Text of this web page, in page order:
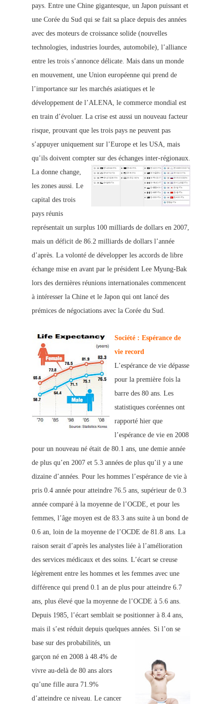
pays. Entre une Chine gigantesque, un Japon puissant et
une Corée du Sud qui se fait sa place depuis des années
avec des moteurs de croissance solide (nouvelles
technologies, industries lourdes, automobile), l’alliance
entre les trois s’annonce délicate. Mais dans un monde
en mouvement, une Union européenne qui prend de
l’importance sur les marchés asiatiques et le
développement de l’ALENA, le commerce mondial est
en train d’évoluer. La crise est aussi un nouveau facteur
risque, prouvant que les trois pays ne peuvent pas
s’appuyer uniquement sur l’Europe et les USA, mais
qu’ils doivent compter sur des échanges inter-régionaux.
La donne change,
les zones aussi. Le
capital des trois
pays réunis
représentait un surplus 100 milliards de dollars en 2007,
mais un déficit de 86.2 milliards de dollars l’année
d’après. La volonté de développer les accords de libre
échange mise en avant par le président Lee Myung-Bak
lors des dernières réunions internationales commencent
à intéresser la Chine et le Japon qui ont lancé des
prémices de négociations avec la Corée du Sud.
Société : Espérance de
vie record
L’espérance de vie dépasse
pour la première fois la
barre des 80 ans. Les
statistiques coréennes ont
rapporté hier que
l’espérance de vie en 2008
pour un nouveau né était de 80.1 ans, une demie année
de plus qu’en 2007 et 5.3 années de plus qu’il y a une
dizaine d’années. Pour les hommes l’espérance de vie à
pris 0.4 année pour atteindre 76.5 ans, supérieur de 0.3
année comparé à la moyenne de l’OCDE, et pour les
femmes, l’âge moyen est de 83.3 ans suite à un bond de
0.6 an, loin de la moyenne de l’OCDE de 81.8 ans. La
raison serait d’après les analystes liée à l’amélioration
des services médicaux et des soins. L’écart se creuse
légèrement entre les hommes et les femmes avec une
différence qui prend 0.1 an de plus pour atteindre 6.7
ans, plus élevé que la moyenne de l’OCDE à 5.6 ans.
Depuis 1985, l’écart semblait se positionner à 8.4 ans,
mais il s’est réduit depuis quelques années. Si l’on se
base sur des probabilités, un
garçon né en 2008 à 48.4% de
vivre au-delà de 80 ans alors
qu’une fille aura 71.9%
d’atteindre ce niveau. Le cancer